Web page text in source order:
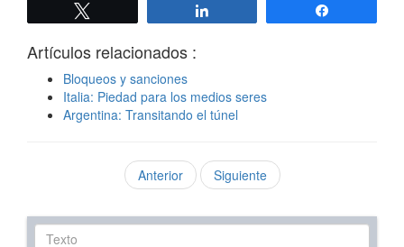
Artículos relacionados :
Bloqueos y sanciones
Italia: Piedad para los medios seres
Argentina: Transitando el túnel
Anterior Siguiente
Texto